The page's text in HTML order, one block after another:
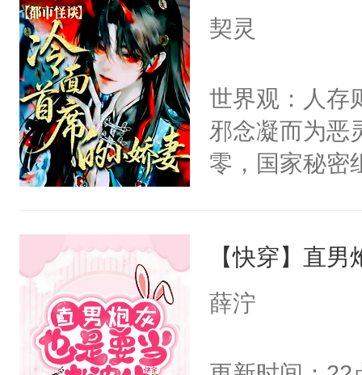
胡说，我没碰
不愧是大佬，
悉，嗷？这不
可以先看仙帝
上了还是无动
间变脸背叛他
的恶事他都对
一个权力滔天
右男主又报
他说：【您
年，存活下
再说一遍。】
契灵
世界观：人存
邪念凝而为恶
零，国家秘密
子嗣）。盘
孤独成性，被
嘴硬心软、宠
【快穿】直
薛泞